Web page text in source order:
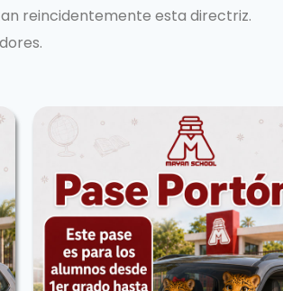
reincidentemente esta directriz.